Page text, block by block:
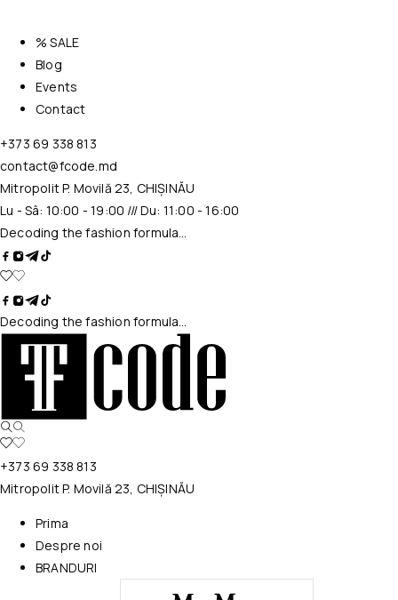
% SALE
Blog
Events
Contact
+373 69 338 813
contact@fcode.md
Mitropolit P. Movilă 23, CHIȘINĂU
Lu - Sâ: 10:00 - 19:00 /// Du: 11:00 - 16:00
Decoding the fashion formula…
Decoding the fashion formula…
+373 69 338 813
Mitropolit P. Movilă 23, CHIȘINĂU
Prima
Despre noi
BRANDURI